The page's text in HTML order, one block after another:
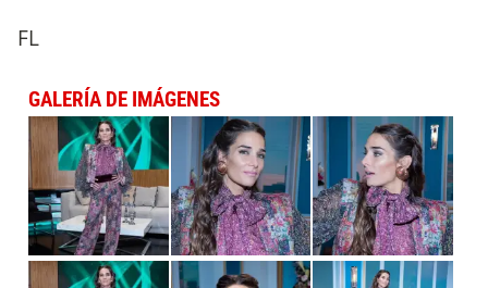
FL
GALERÍA DE IMÁGENES